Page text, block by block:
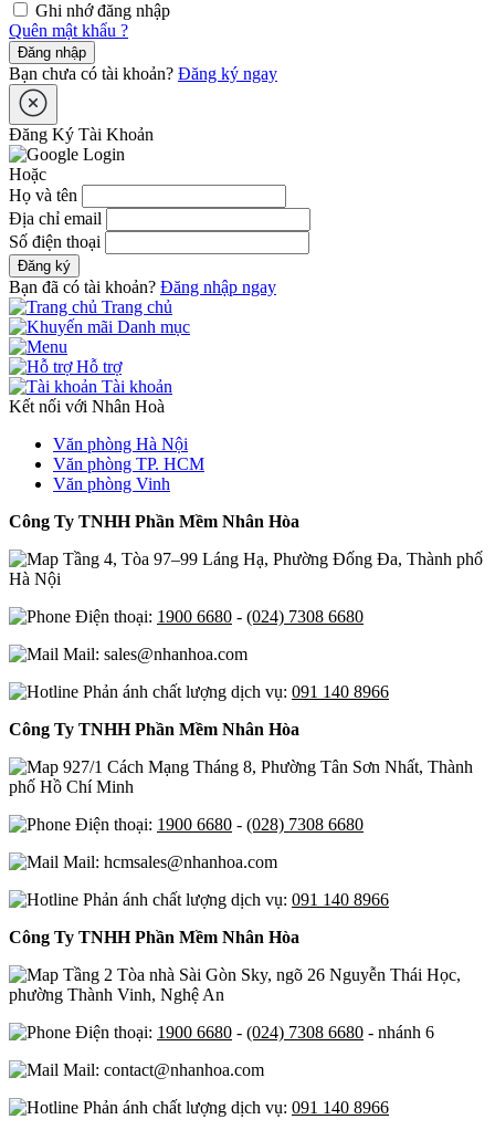
Ghi nhớ đăng nhập
Quên mật khẩu ?
Đăng nhập
Bạn chưa có tài khoản? Đăng ký ngay
Đăng Ký Tài Khoản
Hoặc
Họ và tên
Địa chỉ email
Số điện thoại
Đăng ký
Bạn đã có tài khoản? Đăng nhập ngay
Trang chủ
Danh mục
Hỗ trợ
Tài khoản
Kết nối với Nhân Hoà
Văn phòng Hà Nội
Văn phòng TP. HCM
Văn phòng Vinh
Công Ty TNHH Phần Mềm Nhân Hòa
Tầng 4, Tòa 97–99 Láng Hạ, Phường Đống Đa, Thành phố
Hà Nội
Điện thoại: 1900 6680 - (024) 7308 6680
Mail: sales@nhanhoa.com
Phản ánh chất lượng dịch vụ: 091 140 8966
Công Ty TNHH Phần Mềm Nhân Hòa
927/1 Cách Mạng Tháng 8, Phường Tân Sơn Nhất, Thành
phố Hồ Chí Minh
Điện thoại: 1900 6680 - (028) 7308 6680
Mail: hcmsales@nhanhoa.com
Phản ánh chất lượng dịch vụ: 091 140 8966
Công Ty TNHH Phần Mềm Nhân Hòa
Tầng 2 Tòa nhà Sài Gòn Sky, ngõ 26 Nguyễn Thái Học,
phường Thành Vinh, Nghệ An
Điện thoại: 1900 6680 - (024) 7308 6680 - nhánh 6
Mail: contact@nhanhoa.com
Phản ánh chất lượng dịch vụ: 091 140 8966